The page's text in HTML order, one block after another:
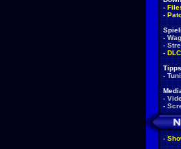
-
-
-
-
-
-
-
-
-